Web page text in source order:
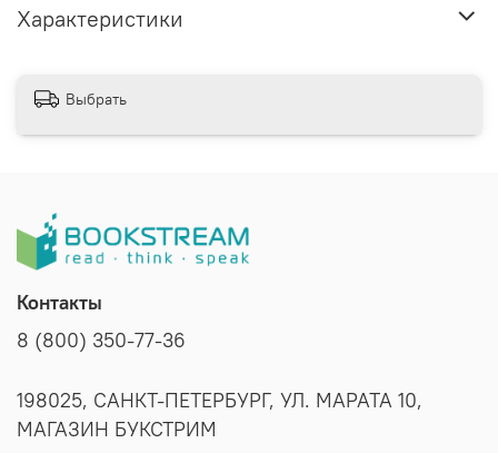
Характеристики
Выбрать
Контакты
8 (800) 350-77-36
198025, САНКТ-ПЕТЕРБУРГ, УЛ. МАРАТА 10,
МАГАЗИН БУКСТРИМ